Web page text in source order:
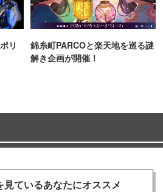
リ
錦糸町PARCOと楽天地を巡る謎
解き企画が開催！
見ているあなたにオススメ